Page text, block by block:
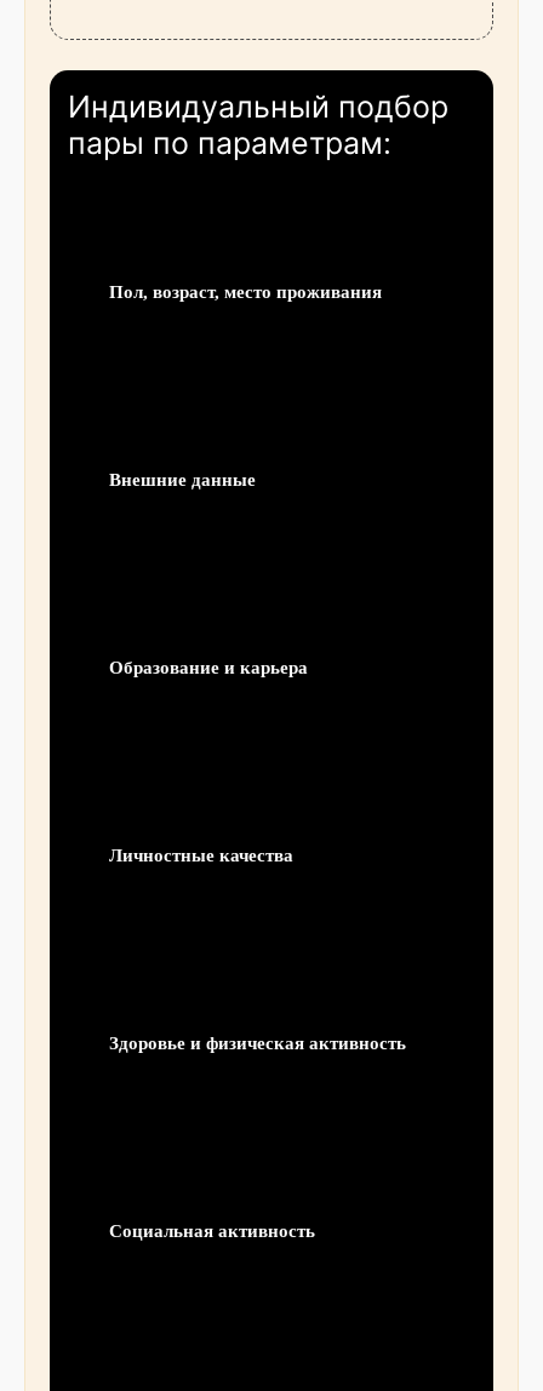
Индивидуальный подбор
пары по параметрам:
Пол, возраст, место проживания
Внешние данные
Образование и карьера
Личностные качества
Здоровье и физическая активность
Социальная активность